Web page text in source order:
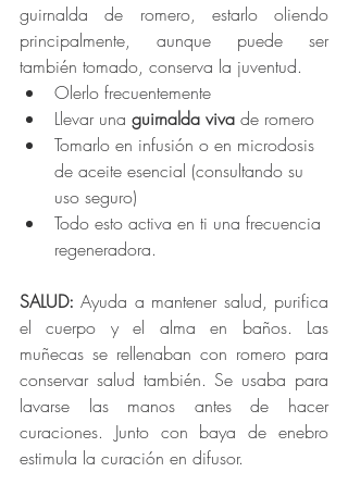
guirnalda de romero, estarlo oliendo
principalmente, aunque puede ser
también tomado, conserva la juventud.
Olerlo frecuentemente
Llevar una guirnalda viva de romero
Tomarlo en infusión o en microdosis
de aceite esencial (consultando su
uso seguro)
Todo esto activa en ti una frecuencia
regeneradora.
SALUD: Ayuda a mantener salud, purifica
el cuerpo y el alma en baños. Las
muñecas se rellenaban con romero para
conservar salud también. Se usaba para
lavarse las manos antes de hacer
curaciones. Junto con baya de enebro
estimula la curación en difusor.